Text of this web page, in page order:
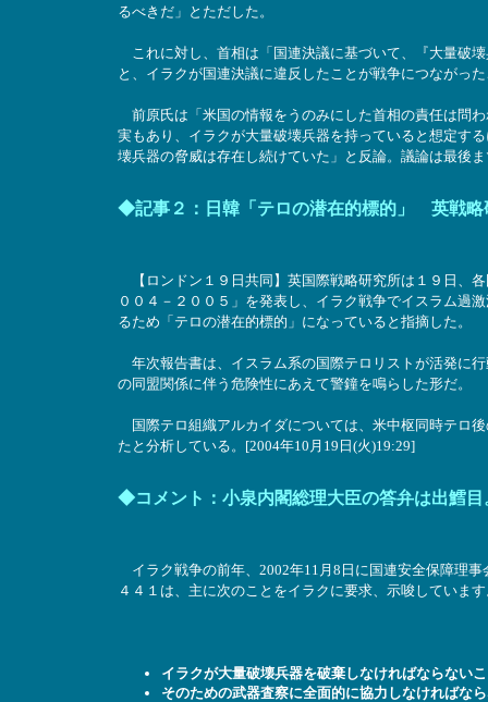
るべきだ」とただした。
これに対し、首相は「国連決議に基づいて、『大量破
と、イラクが国連決議に違反したことが戦争につながっ
前原氏は「米国の情報をうのみにした首相の責任は問
実もあり、イラクが大量破壊兵器を持っていると想定す
壊兵器の脅威は存在し続けていた」と反論。議論は最後
◆記事２：日韓「テロの潜在的標的」 英戦
【ロンドン１９日共同】英国際戦略研究所は１９日、
００４－２００５」を発表し、イラク戦争でイスラム過
るため「テロの潜在的標的」になっていると指摘した。
年次報告書は、イスラム系の国際テロリストが活発に
の同盟関係に伴う危険性にあえて警鐘を鳴らした形だ。
国際テロ組織アルカイダについては、米中枢同時テロ
たと分析している。[2004年10月19日(火)19:29]
◆コメント：小泉内閣総理大臣の答弁は出鱈目
イラク戦争の前年、2002年11月8日に国連安全保障理
４４１は、主に次のことをイラクに要求、示唆しています
イラクが大量破壊兵器を破棄しなければならない
そのための武器査察に全面的に協力しなければな